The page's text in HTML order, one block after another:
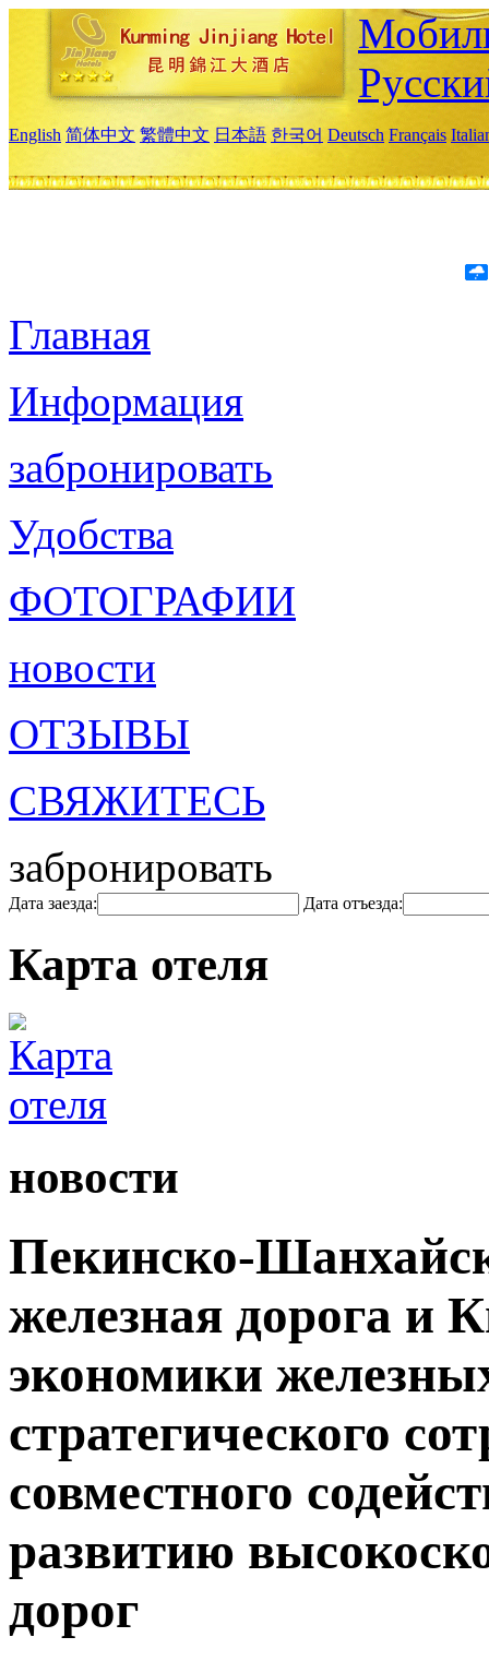
English 简体中文 繁體中文 日本語 한국어 Deutsch Français
Главная
Информация
забронировать
Удобства
ФОТОГРАФИИ
новости
ОТЗЫВЫ
СВЯЖИТЕСЬ
забронировать
Дата заезда: Дата отъезда:
Карта отеля
новости
Пекинско-
железная дорога и
экономики
стратегического
совместного
развитию
дорог